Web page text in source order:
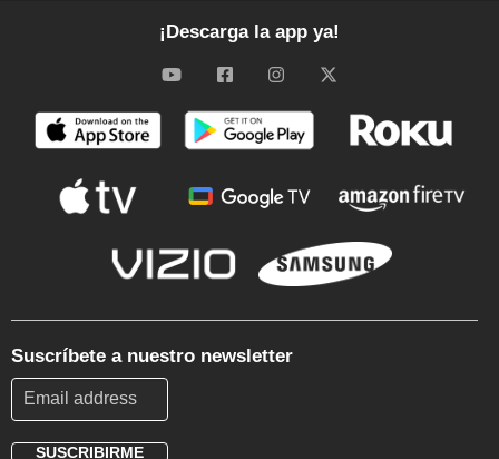
¡Descarga la app ya!
Suscríbete a nuestro newsletter
SUSCRIBIRME